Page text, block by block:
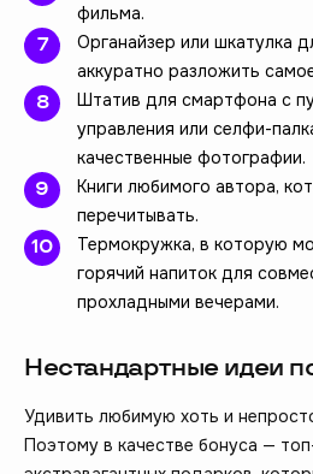
фильма.
Органайзер или шкатулка
аккуратно разложить
Штатив для смартфона с
управления или селфи-
качественные фотографии.
Книги любимого автора,
перечитывать.
Термокружка, в которую
горячий напиток для
прохладными вечерами.
Нестандартные идеи
Удивить любимую хоть и
Поэтому в качестве бонуса —